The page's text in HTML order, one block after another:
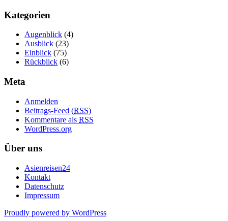
Kategorien
Augenblick (4)
Ausblick (23)
Einblick (75)
Rückblick (6)
Meta
Anmelden
Beitrags-Feed (RSS)
Kommentare als RSS
WordPress.org
Über uns
Asienreisen24
Kontakt
Datenschutz
Impressum
Proudly powered by WordPress